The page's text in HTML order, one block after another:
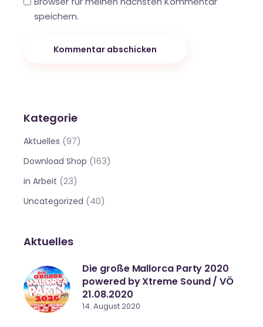
speichern.
Kommentar abschicken
Kategorie
Aktuelles (97)
Download Shop (163)
in Arbeit (23)
Uncategorized (40)
Aktuelles
Die große Mallorca Party 2020
powered by Xtreme Sound / VÖ
21.08.2020
14. August 2020